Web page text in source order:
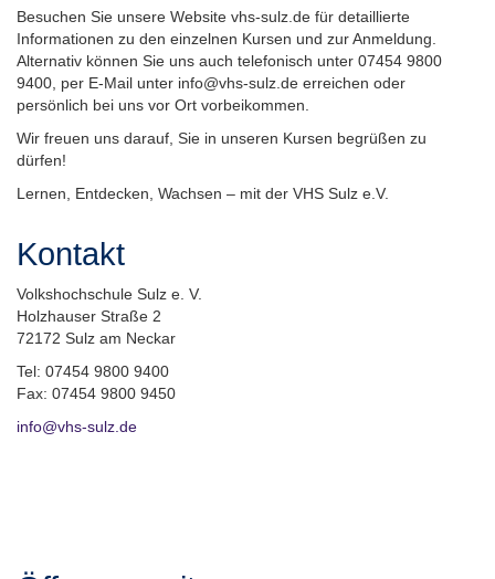
Besuchen Sie unsere Website vhs-sulz.de für detaillierte
Informationen zu den einzelnen Kursen und zur Anmeldung.
Alternativ können Sie uns auch telefonisch unter 07454 9800
9400, per E-Mail unter info@vhs-sulz.de erreichen oder
persönlich bei uns vor Ort vorbeikommen.
Wir freuen uns darauf, Sie in unseren Kursen begrüßen zu
dürfen!
Lernen, Entdecken, Wachsen – mit der VHS Sulz e.V.
Kontakt
Volkshochschule Sulz e. V.
Holzhauser Straße 2
72172 Sulz am Neckar
Tel: 07454 9800 9400
Fax: 07454 9800 9450
info@vhs-sulz.de